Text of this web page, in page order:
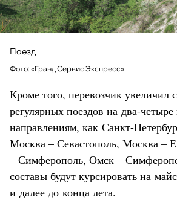
Поезд
Фото: «Гранд Сервис Экспресс»
Кроме того, перевозчик увеличил
регулярных поездов на два-
направлениям, как Санкт-
Москва – Севастополь, Москва –
– Симферополь, Омск –
составы будут курсировать на
и далее до конца лета.